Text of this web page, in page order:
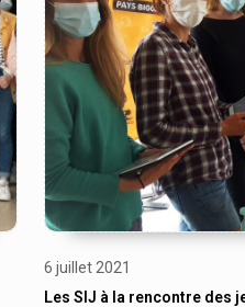
6 juillet 2021
Les SIJ à la rencontre des